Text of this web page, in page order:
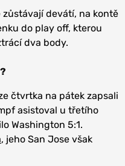
zůstávají devátí, na kontě
do play off, kterou
dva body.
čtvrtka na pátek zapsali
asistoval u třetího
Washington 5:1.
, jeho San Jose však